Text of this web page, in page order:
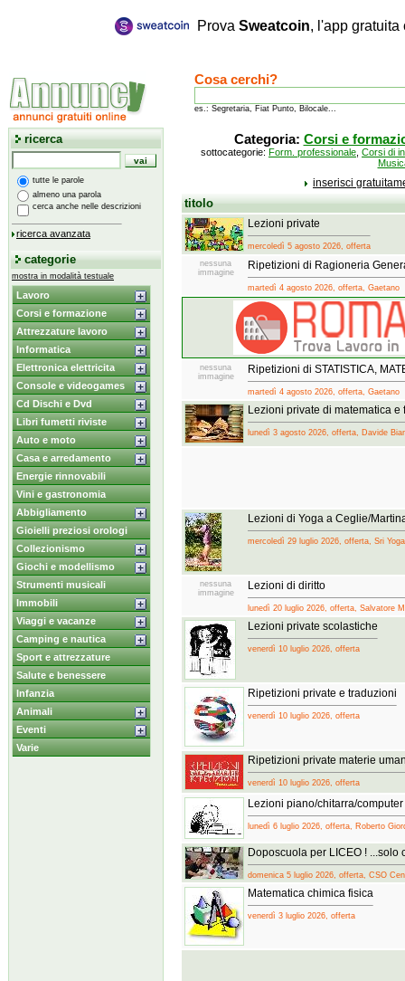
Prova Sweatcoin, l'app
Cosa cerchi?
es.: Segretaria, Fiat Punto, Bilocale...
ricerca
tutte le parole
almeno una parola
cerca anche nelle descrizioni
ricerca avanzata
categorie
mostra in modalità testuale
Lavoro
Corsi e formazione
Attrezzature lavoro
Informatica
Elettronica elettricita
Console e videogames
Cd Dischi e Dvd
Libri fumetti riviste
Auto e moto
Casa e arredamento
Energie rinnovabili
Vini e gastronomia
Abbigliamento
Gioielli preziosi orologi
Collezionismo
Giochi e modellismo
Strumenti musicali
Immobili
Viaggi e vacanze
Camping e nautica
Sport e attrezzature
Salute e benessere
Infanzia
Animali
Eventi
Varie
Categoria: Corsi e
sottocategorie: Form. professionale Corsi di
inserisci
titolo
Lezioni private
mercoledì 5 agosto 2026, offerta
nessuna
immagine
Ripetizioni di Ragioneria
martedì 4 agosto 2026, offerta, Gaetano
nessuna
immagine
Ripetizioni di STATISTICA,
martedì 4 agosto 2026, offerta, Gaetano
Lezioni private di matematica e
lunedì 3 agosto 2026, offerta, Davide
Lezioni di Yoga a Ceglie/
mercoledì 29 luglio 2026, offerta, Sri
nessuna
immagine
Lezioni di diritto
lunedì 20 luglio 2026, offerta, Salvatore
Lezioni private scolastiche
venerdì 10 luglio 2026, offerta
Ripetizioni private e traduzioni
venerdì 10 luglio 2026, offerta
Ripetizioni private materie
venerdì 10 luglio 2026, offerta
Lezioni piano/chitarra/
lunedì 6 luglio 2026, offerta, Roberto
Doposcuola per LICEO ! ...solo
domenica 5 luglio 2026, offerta, CSO
Matematica chimica fisica
venerdì 3 luglio 2026, offerta